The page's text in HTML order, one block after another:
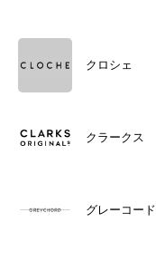
クロシェ
クラークス
グレーコード